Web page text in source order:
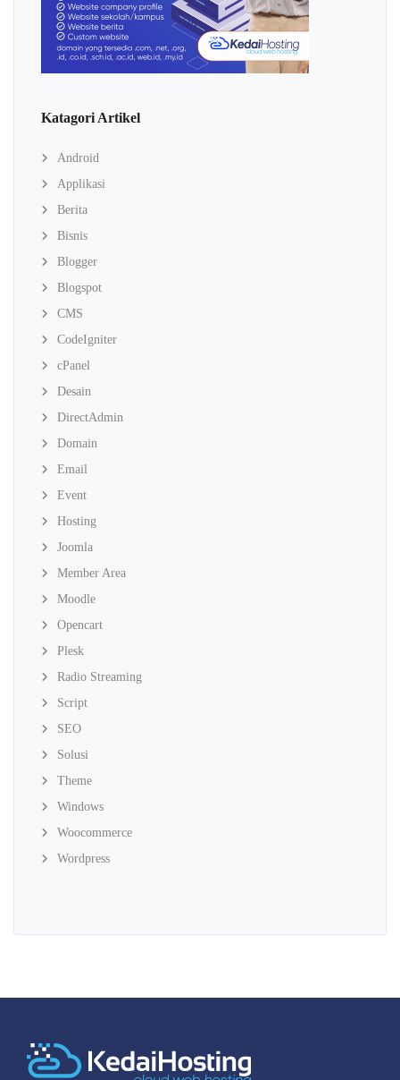
Katagori Artikel
Android
Applikasi
Berita
Bisnis
Blogger
Blogspot
CMS
CodeIgniter
cPanel
Desain
DirectAdmin
Domain
Email
Event
Hosting
Joomla
Member Area
Moodle
Opencart
Plesk
Radio Streaming
Script
SEO
Solusi
Theme
Windows
Woocommerce
Wordpress